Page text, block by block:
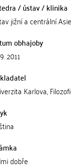
/ ústav / klinika
jižní a centrální Asie
obhajoby
2011
Karlova,
dobře